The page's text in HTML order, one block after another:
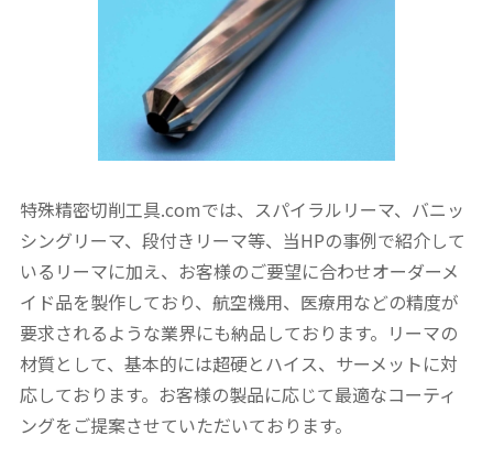
特殊精密切削工具.comでは、スパイラルリーマ、バニッ
シングリーマ、段付きリーマ等、当HPの事例で紹介して
いるリーマに加え、お客様のご要望に合わせオーダーメ
イド品を製作しており、航空機用、医療用などの精度が
要求されるような業界にも納品しております。リーマの
材質として、基本的には超硬とハイス、サーメットに対
応しております。お客様の製品に応じて最適なコーティ
ングをご提案させていただいております。